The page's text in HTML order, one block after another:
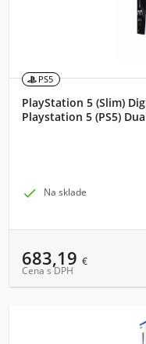
PS5
PlayStation 5 (Slim)
Playstation 5 (PS5)
 Na sklade
683,19 €
Cena s DPH